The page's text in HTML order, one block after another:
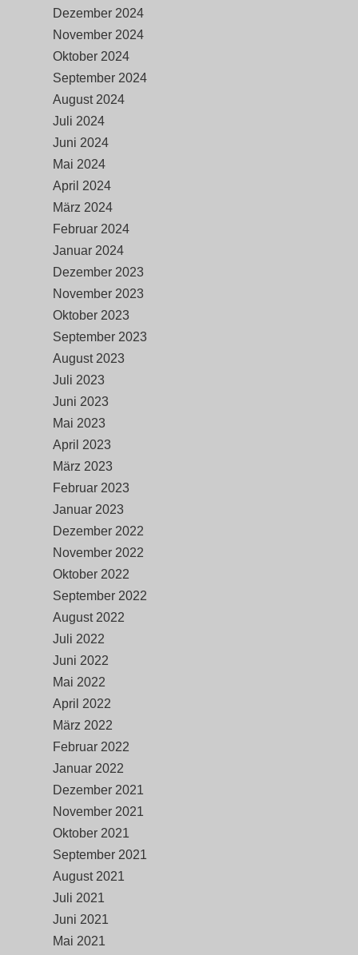
Dezember 2024
November 2024
Oktober 2024
September 2024
August 2024
Juli 2024
Juni 2024
Mai 2024
April 2024
März 2024
Februar 2024
Januar 2024
Dezember 2023
November 2023
Oktober 2023
September 2023
August 2023
Juli 2023
Juni 2023
Mai 2023
April 2023
März 2023
Februar 2023
Januar 2023
Dezember 2022
November 2022
Oktober 2022
September 2022
August 2022
Juli 2022
Juni 2022
Mai 2022
April 2022
März 2022
Februar 2022
Januar 2022
Dezember 2021
November 2021
Oktober 2021
September 2021
August 2021
Juli 2021
Juni 2021
Mai 2021